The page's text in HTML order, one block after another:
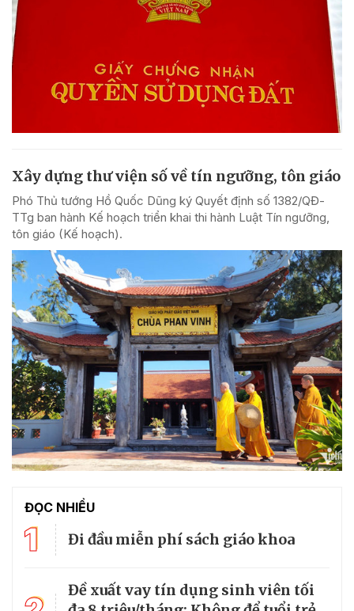
Xây dựng thư viện số về tín ngưỡng, tôn giáo
Phó Thủ tướng Hồ Quốc Dũng ký Quyết định số 1382/QĐ-
TTg ban hành Kế hoạch triển khai thi hành Luật Tín ngưỡng,
tôn giáo (Kế hoạch).
ĐỌC NHIỀU
1 Đi đầu miễn phí sách giáo khoa
Đề xuất vay tín dụng sinh viên tối